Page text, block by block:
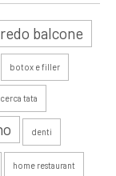
balcone
botox e filler
cerca tata
denti
home restaurant